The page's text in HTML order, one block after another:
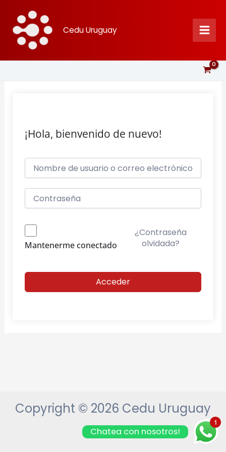
contenido
Cedu Uruguay
¡Hola, bienvenido de nuevo!
Mantenerme conectado
¿Contraseña
olvidada?
Acceder
Copyright © 2026 Cedu Uruguay
1
Chatea con nosotros!